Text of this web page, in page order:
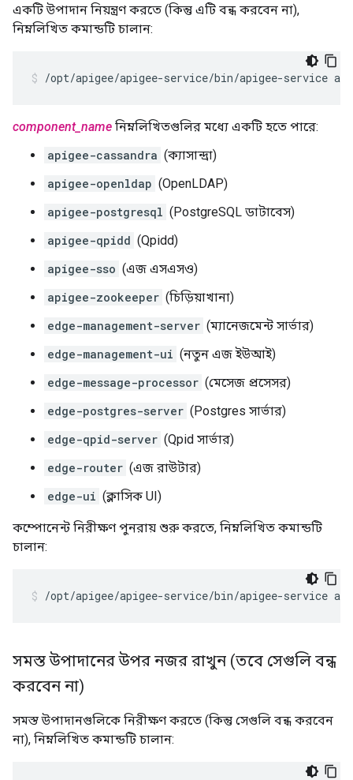
একটি উপাদান নিয়ন্ত্রণ করতে (কিন্তু এটি বন্ধ করবেন না),
নিম্নলিখিত কমান্ডটি চালান:
/opt/apigee/apigee-service/bin/apigee-service
component_name নিম্নলিখিতগুলির মধ্যে একটি হতে পারে:
apigee-cassandra (ক্যাসান্দ্রা)
apigee-openldap (OpenLDAP)
apigee-postgresql (PostgreSQL ডাটাবেস)
apigee-qpidd (Qpidd)
apigee-sso (এজ এসএসও)
apigee-zookeeper (চিড়িয়াখানা)
edge-management-server (ম্যানেজমেন্ট সার্ভার)
edge-management-ui (নতুন এজ ইউআই)
edge-message-processor (মেসেজ প্রসেসর)
edge-postgres-server (Postgres সার্ভার)
edge-qpid-server (Qpid সার্ভার)
edge-router (এজ রাউটার)
edge-ui (ক্লাসিক UI)
কম্পোনেন্ট নিরীক্ষণ পুনরায় শুরু করতে, নিম্নলিখিত কমান্ডটি
চালান:
/opt/apigee/apigee-service/bin/apigee-service
সমস্ত উপাদানের উপর নজর রাখুন (তবে সেগুলি বন্ধ
করবেন না)
সমস্ত উপাদানগুলিকে নিরীক্ষণ করতে (কিন্তু সেগুলি বন্ধ করবেন
না), নিম্নলিখিত কমান্ডটি চালান: